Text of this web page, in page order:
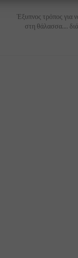
Έξυπνος τρόπος για
στη θάλασσα....